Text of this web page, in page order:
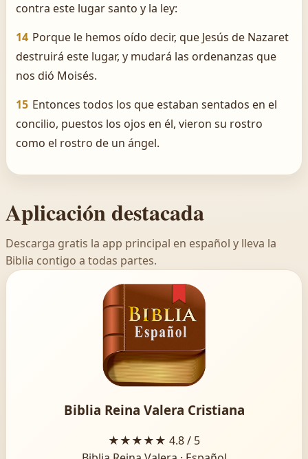
contra este lugar santo y la ley:
14 Porque le hemos oído decir, que Jesús de Nazaret
destruirá este lugar, y mudará las ordenanzas que
nos dió Moisés.
15 Entonces todos los que estaban sentados en el
concilio, puestos los ojos en él, vieron su rostro
como el rostro de un ángel.
Aplicación destacada
Descarga gratis la app principal en español y lleva la
Biblia contigo a todas partes.
Biblia Reina Valera Cristiana
★★★★★ 4.8 / 5